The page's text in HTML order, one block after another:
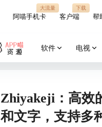
阿喵手机卡
大流量
客户端
下载
帮
软件 电视
Zhiyakeji：高效
和文字，支持多